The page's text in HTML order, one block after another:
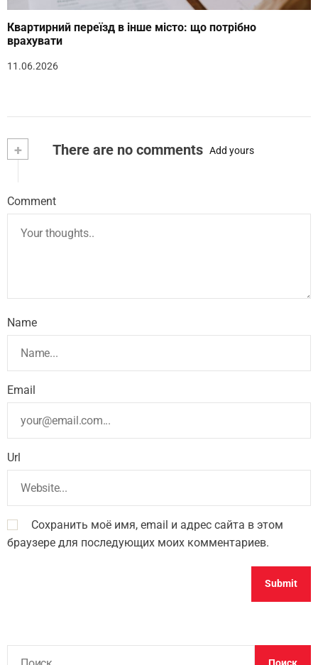
Квартирний переїзд в інше місто: що потрібно
врахувати
11.06.2026
+ There are no comments Add yours
Comment
Name
Email
Url
Сохранить моё имя, email и адрес сайта в этом
браузере для последующих моих комментариев.